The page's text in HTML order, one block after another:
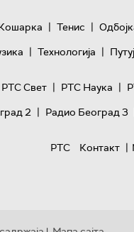
| Тенис |
| Технологијa |
РТС Свет | РТС Наука |
2 | Радио Београд 3
РТС
Контакт |